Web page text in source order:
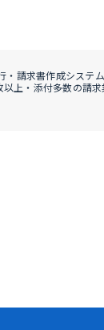
・請求書作成システム
上・添付多数の請